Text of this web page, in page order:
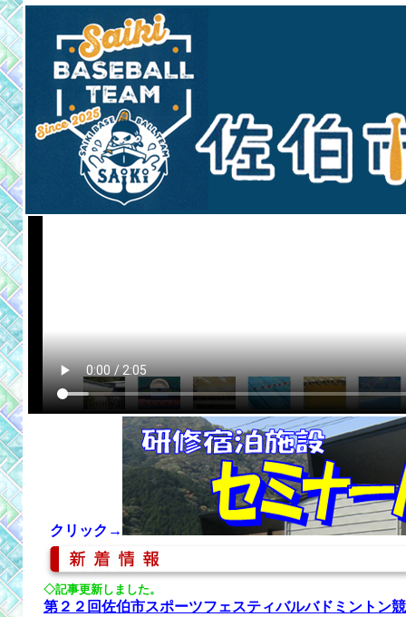
クリック→
◇記事更新しました。
第２２回佐伯市スポーツフェスティバルバドミントン